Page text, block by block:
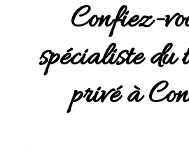
Confiez-
spécialiste du
privé à